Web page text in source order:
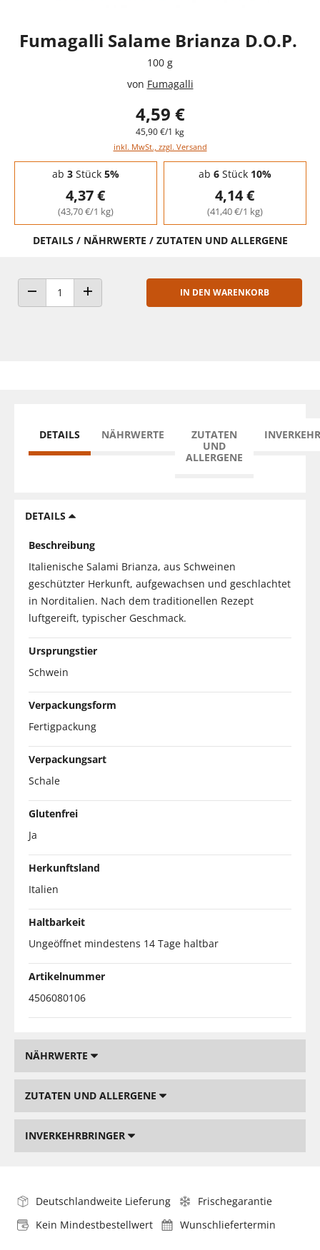
Fumagalli Salame Brianza D.O.P.
100 g
von Fumagalli
4,59 €
45,90 €/1 kg
inkl. MwSt., zzgl. Versand
Staffelpreise - Mengenrabatt
ab 3Stück 5%
4,37 €
(43,70 €/1 kg)
ab 6Stück 10%
4,14 €
(41,40 €/1 kg)
DETAILS / NÄHRWERTE / ZUTATEN UND ALLERGENE
ANZAHL VERRINGERNANZAHL ERHÖHEN
IN DEN WARENKORB
DETAILS NÄHRWERTE
ZUTATEN
UND
ALLERGENE
DETAILS
Beschreibung
Italienische Salami Brianza, aus Schweinen
geschützter Herkunft, aufgewachsen und geschlachtet
in Norditalien. Nach dem traditionellen Rezept
luftgereift, typischer Geschmack.
Ursprungstier
Schwein
Verpackungsform
Fertigpackung
Verpackungsart
Schale
Glutenfrei
Ja
Herkunftsland
Italien
Haltbarkeit
Ungeöffnet mindestens 14 Tage haltbar
Artikelnummer
4506080106
NÄHRWERTE
ZUTATEN UND ALLERGENE
INVERKEHRBRINGER
Deutschlandweite Lieferung
Frischegarantie
Kein Mindestbestellwert
Wunschliefertermin